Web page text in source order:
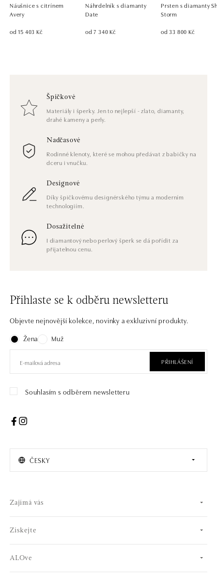
Náušnice s citrínem
Avery
od 15 403 Kč
Náhrdelník s diamanty
Date
od 7 340 Kč
Prsten s diamanty
Storm
od 33 800 Kč
Špičkové
Materiály i šperky. Jen to nejlepší - zlato, diamanty,
drahé kameny a perly.
Nadčasové
Rodinné klenoty, které se mohou předávat z babičky na
dceru i vnučku.
Designové
Díky špičkovému designérského týmu a moderním
technologiím.
Dosažitelné
I diamantový nebo perlový šperk se dá pořídit za
přijatelnou cenu.
Přihlaste se k odběru newsletteru
Objevte nejnovější kolekce, novinky a exkluzivní produkty.
Žena
Muž
PŘIHLÁŠENÍ
Souhlasím s odběrem newsletteru
ČESKY
Zajímá vás
Získejte
ALOve